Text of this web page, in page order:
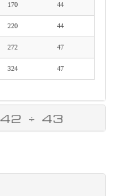
170 44
220 44
272 47
324 47
÷ 43